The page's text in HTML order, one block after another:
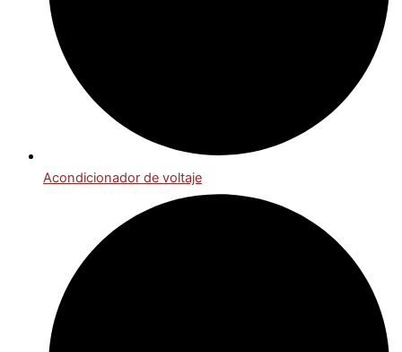
Acondicionador de voltaje